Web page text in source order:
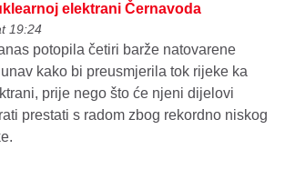
elektrani Černavoda
19:24
potopila četiri barže natovarene
kako bi preusmjerila tok rijeke ka
prije nego što će njeni dijelovi
prestati s radom zbog rekordno niskog